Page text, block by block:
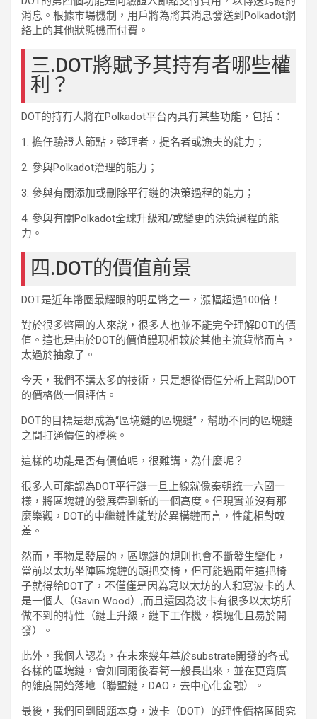
消息。根據市場機制，用戶將為將其消息發送到Polkadot網
絡上的其他狀態機而付費。
三.DOT將賦予其持有者哪些權
利？
DOT的持有人將在Polkadot平台內具有某些功能，包括：
1. 擔任驗證人節點，整理者，提名者或漁夫的能力；
2. 參與Polkadot治理的能力；
3. 參與有關添加或刪除平行鏈的決策過程的能力；
4. 參與有關Polkadot全球升級和/或變更的決策過程的能
力。
四.DOT的價值前景
DOT是近年幣圈最耀眼的明星幣之一，漲幅超過100倍！
對於很多幣圈的人來說，很多人也並不能完全理解DOT的價
值。這也是由於DOT的價值體現相較於其他主流貨幣而言，
太過於抽象了。
今天，我們不講太多的技術，只是想從價值分析上幫助DOT
的價格做一個評估。
DOT的目標是想成為“區塊鏈的區塊鏈”，幫助不同的區塊鏈
之間打通價值的橋樑。
這樣的功能是否有價值呢，很難講，為什麼呢？
很多人可能認為DOT平行鏈一旦上線就像秦朝統一六國一
樣，將區塊鏈的發展帶到新的一個高度。但現實並沒有那
麼樂觀，DOT的中繼鏈性能對於異構鏈而言，性能相對較
差。
然而，事物是發展的，區塊鏈的規則也會不斷發生變化，
當前以太坊坐陣區塊鏈的頭把交椅，但可能過兩年這把椅
子就得給DOT了，不僅僅是因為寫以太坊的人和寫波卡的人
是一個人（Gavin Wood）,而且還因為波卡有很多以太坊所
做不到的特性（鏈上升級，鏈下工作機，模塊化且易於開
發）。
此外，我個人認為，在未來幾年基於substrate開發的各式
各樣的區塊鏈，會如同雨後春筍一般長出來，並在更寬廣
的維度開始落地（聯盟鏈，DAO，去中心化金融）。
最後，我們回到問題本身，波卡（DOT）的理性價格區間究